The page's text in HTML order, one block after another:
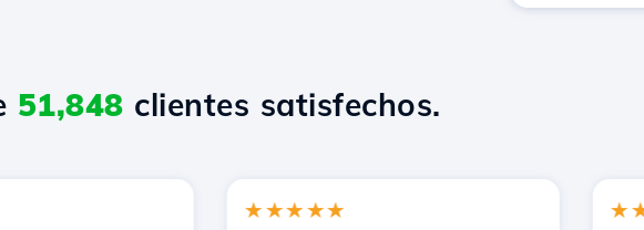
51,848 clientes satisfechos.
★★★★★